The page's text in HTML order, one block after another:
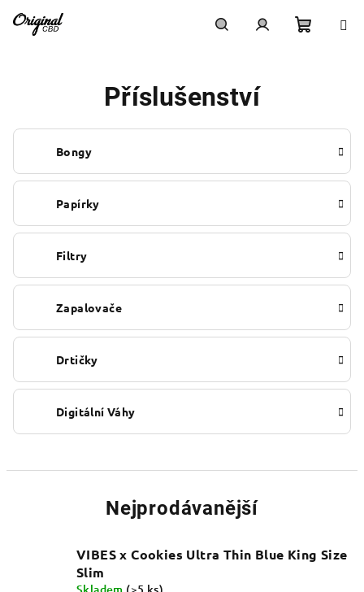
Příslušenství
Bongy
Papírky
Filtry
Zapalovače
Drtičky
Digitální Váhy
Nejprodávanější
VIBES x Cookies Ultra Thin Blue King Size
Slim